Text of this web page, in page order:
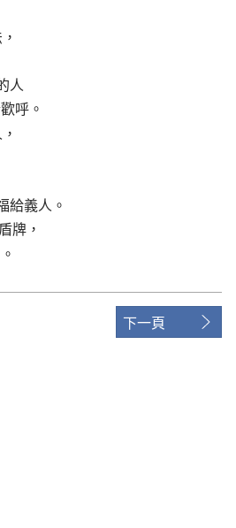
人
呼。
給義人。
牌，
。
下一頁